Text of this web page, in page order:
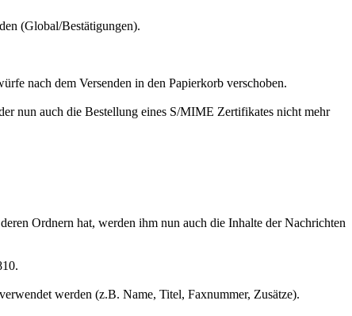
(Global/Bestätigungen).
nach dem Versenden in den Papierkorb verschoben.
nun auch die Bestellung eines S/MIME Zertifikates nicht mehr
Ordnern hat, werden ihm nun auch die Inhalte der Nachrichten
werden (z.B. Name, Titel, Faxnummer, Zusätze).